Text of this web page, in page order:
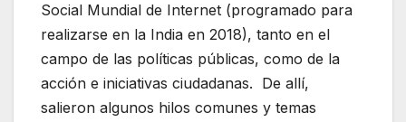
Social Mundial de Internet (programado para
realizarse en la India en 2018), tanto en el
campo de las políticas públicas, como de la
acción e iniciativas ciudadanas. De allí,
salieron algunos hilos comunes y temas